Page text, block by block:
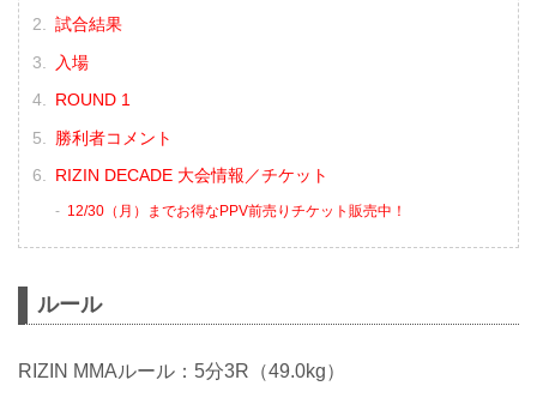
試合結果
入場
ROUND 1
勝利者コメント
RIZIN DECADE 大会情報／チケット
12/30（月）までお得なPPV前売りチケット販売中！
ルール
RIZIN MMAルール：5分3R（49.0kg）